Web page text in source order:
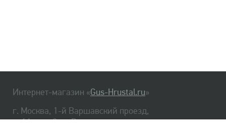
Интернет-магазин «Gus-Hrustal.ru»
г. Москва, 1-й Варшавский проезд,
д. 1А, стр. 3, м. Варшавская